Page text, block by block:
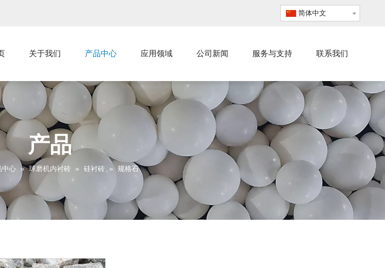
简体中文
关于我们 产品中心 应用领域 公司新闻 服务与支持 联系我们
产品
中心 » 球磨机内衬砖 » 硅衬砖 » 规格石